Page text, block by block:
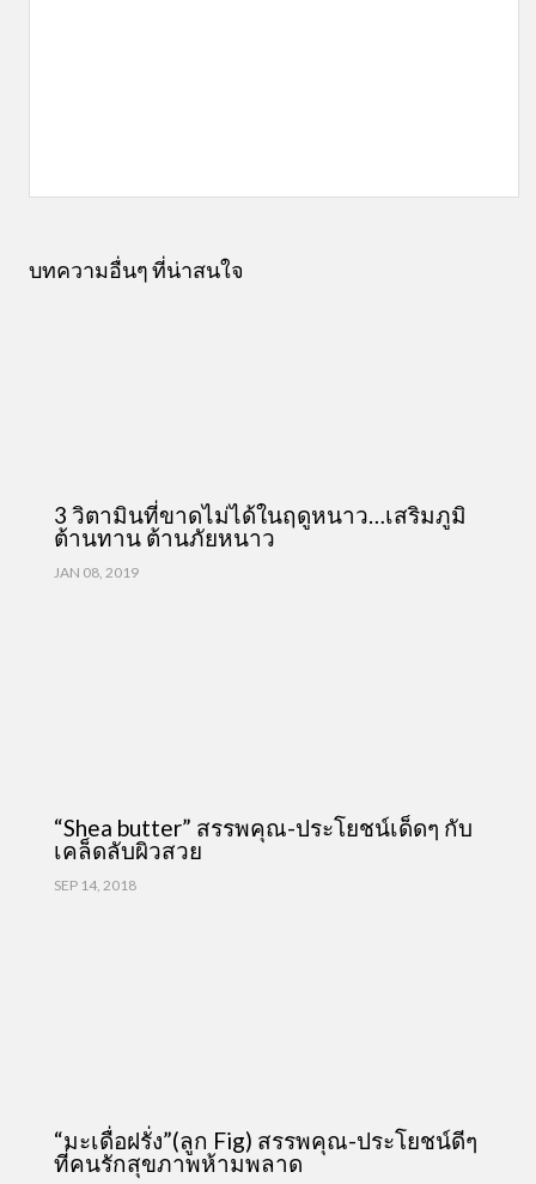
บทความอื่นๆ ที่น่าสนใจ
3 วิตามินที่ขาดไม่ได้ในฤดูหนาว…เสริมภูมิ
ต้านทาน ต้านภัยหนาว
JAN 08, 2019
“Shea butter” สรรพคุณ-ประโยชน์เด็ดๆ กับ
เคล็ดลับผิวสวย
SEP 14, 2018
“มะเดื่อฝรั่ง”(ลูก Fig) สรรพคุณ-ประโยชน์ดีๆ
ที่คนรักสุขภาพห้ามพลาด